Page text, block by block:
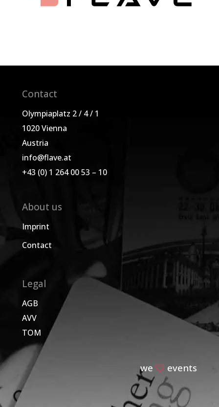
Contact
Olympiaplatz 2 / 4 / 1
1020 Vienna
Austria
info@flave.at
+43 (0) 1 264 00 53 – 10
About us
Imprint
Contact
Legal
AGB
AVV
TOM
we events